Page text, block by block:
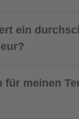
ein
für meinen